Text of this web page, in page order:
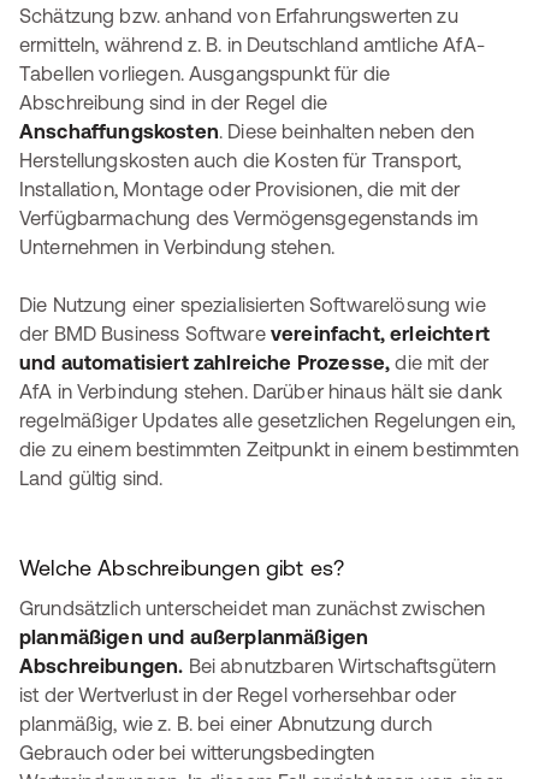
Schätzung bzw. anhand von Erfahrungswerten zu
ermitteln, während z. B. in Deutschland amtliche AfA-
Tabellen vorliegen. Ausgangspunkt für die
Abschreibung sind in der Regel die
Anschaffungskosten. Diese beinhalten neben den
Herstellungskosten auch die Kosten für Transport,
Installation, Montage oder Provisionen, die mit der
Verfügbarmachung des Vermögensgegenstands im
Unternehmen in Verbindung stehen.
Die Nutzung einer spezialisierten Softwarelösung wie
der BMD Business Software vereinfacht, erleichtert
und automatisiert zahlreiche Prozesse, die mit der
AfA in Verbindung stehen. Darüber hinaus hält sie dank
regelmäßiger Updates alle gesetzlichen Regelungen ein,
die zu einem bestimmten Zeitpunkt in einem bestimmten
Land gültig sind.
Welche Abschreibungen gibt es?
Grundsätzlich unterscheidet man zunächst zwischen
planmäßigen und außerplanmäßigen
Abschreibungen. Bei abnutzbaren Wirtschaftsgütern
ist der Wertverlust in der Regel vorhersehbar oder
planmäßig, wie z. B. bei einer Abnutzung durch
Gebrauch oder bei witterungsbedingten